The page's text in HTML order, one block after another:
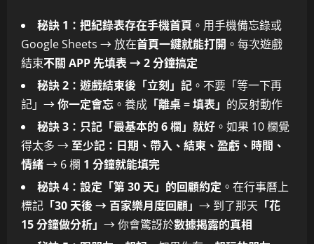
秘訣 1：把紀錄表存在手機首頁 。用手機備忘錄或
Google Sheets → 放在首頁一鍵就能打開 。每次遊戲
結束不關 APP 先填表 → 2 分鐘搞定
秘訣 2：遊戲結束後「立刻」記 。不要「等一下再
記」→你一定會忘 。養成 「離桌 = 填表」 的反射動作
秘訣 3：只記「最基本的 6 欄」就好 。如果 10 欄覺
得太多 →至少記：日期、帶入、結束、盈虧、時間、
情緒→ 6 欄 1 分鐘就能填完
秘訣 4：設定「第 30 天」的回顧約定 。在行事曆上
標記 「30 天後 → 百家樂月度回顧」 → 到了那天 「花
15 分鐘做分析」 → 你會驚訝於數據揭露的真相